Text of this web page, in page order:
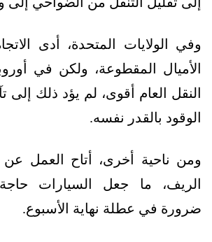
وفي الولايات المتحدة، أدى
الأميال المقطوعة، ولكن في
النقل العام أقوى، لم يؤد ذلك
الوقود بالقدر نفسه.
ومن ناحية أخرى، أتاح العمل
الريف، ما جعل السيارات
ضرورة في عطلة نهاية الأسبوع.